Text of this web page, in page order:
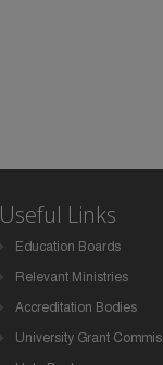
Useful Links
Education Boards
Relevant Ministries
Accreditation Bodies
University Grant